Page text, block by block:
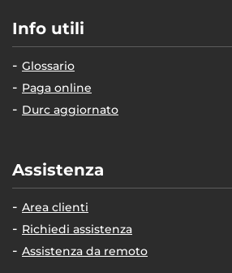
Info utili
Glossario
Paga online
Durc aggiornato
Assistenza
Area clienti
Richiedi assistenza
Assistenza da remoto